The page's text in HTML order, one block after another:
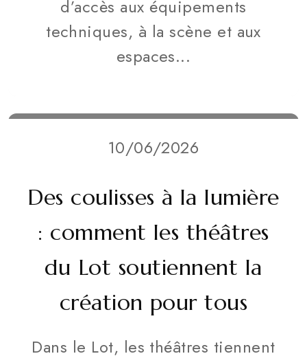
d’accès aux équipements
techniques, à la scène et aux
espaces...
10/06/2026
Des coulisses à la lumière
: comment les théâtres
du Lot soutiennent la
création pour tous
Dans le Lot, les théâtres tiennent